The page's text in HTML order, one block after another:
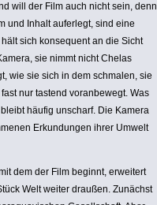
will der Film auch nicht sein, denn
und Inhalt auferlegt, sind eine
sich konse­quent an die Sicht
sie nimmt nicht Chelas
wie sie sich in dem schmalen, sie
nur tastend voran­be­wegt. Was
häufig unscharf. Die Kamera
Erkun­dungen ihrer Umwelt
dem der Film beginnt, erweitert
Welt weiter draußen. Zunächst